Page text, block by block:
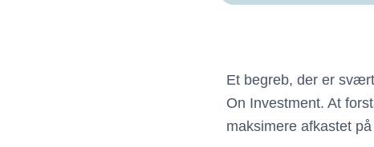
Et begreb, der er
On Investment. At
maksimere afkastet